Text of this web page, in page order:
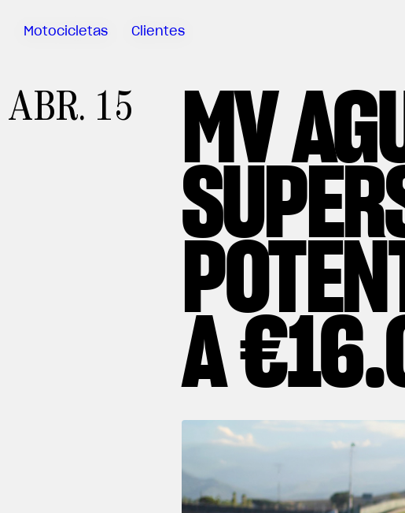
Motocicletas Clientes
Campaña
Retirada
ABR. 15 MV
A